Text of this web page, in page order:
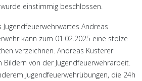
einstimmig beschlossen.
Andreas
kann zum 01.02.2025 eine stolze
verzeichnen. Andreas Kusterer
von der Jugendfeuerwehrarbeit.
Jugendfeuerwehrübungen, die 24h